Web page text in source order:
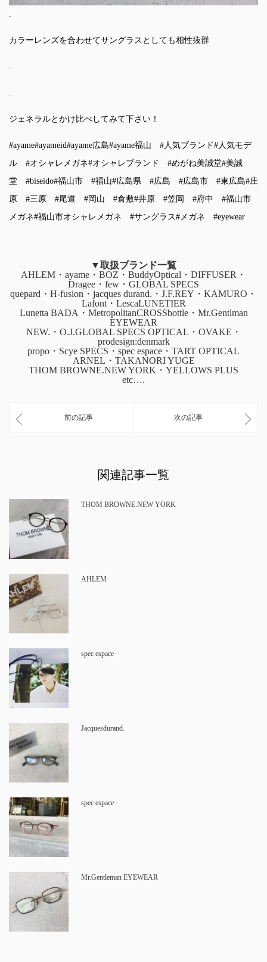
カラーレンズを合わせてサングラスとしても相性抜群
ジェネラルとかけ比べしてみて下さい！
#ayame#ayameid#ayame広島#ayame福山 #人気ブランド#人気モデ
ル
#オシャレメガネ#オシャレブランド #めがね美誠堂#美誠
堂
#biseido#福山市 #福山#広島県 #広島 #広島市 #東広島#庄
原
#三原 #尾道 #岡山 #倉敷#井原 #笠岡 #府中
#福山市
メガネ#福山市オシャレメガネ #サングラス#メガネ #eyewear
▼取扱ブランド一覧
AHLEM・ayame・BOZ・BuddyOptical・DIFFUSER・
Dragee・few・GLOBAL SPECS
quepard・H-fusion・jacques durand.・J.F.REY・KAMURO・
Lafont・LescaLUNETIER
Lunetta BADA・MetropolitanCROSSbottle・Mr.Gentlman
EYEWEAR
NEW.・O.J.GLOBAL SPECS OPTICAL・OVAKE・
prodesign:denmark
propo・Scye SPECS・spec espace・TART OPTICAL
ARNEL・TAKANORI YUGE
THOM BROWNE.NEW YORK・YELLOWS PLUS
etc….
前の記事 次の記事
関連記事一覧
THOM BROWNE.NEW YORK
AHLEM
spec espace
Jacquesdurand.
spec espace
Mr.Gentleman EYEWEAR